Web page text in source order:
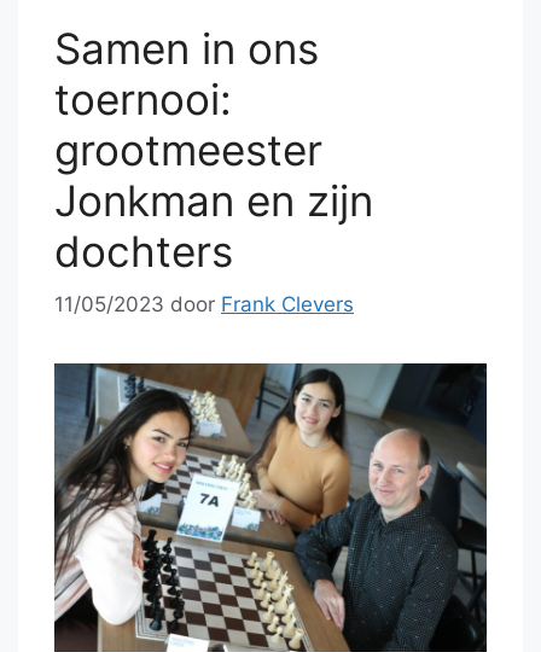
Samen in ons
toernooi:
grootmeester
Jonkman en zijn
dochters
11/05/2023 door Frank Clevers